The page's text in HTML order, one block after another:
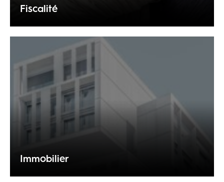
Fiscalité
Immobilier